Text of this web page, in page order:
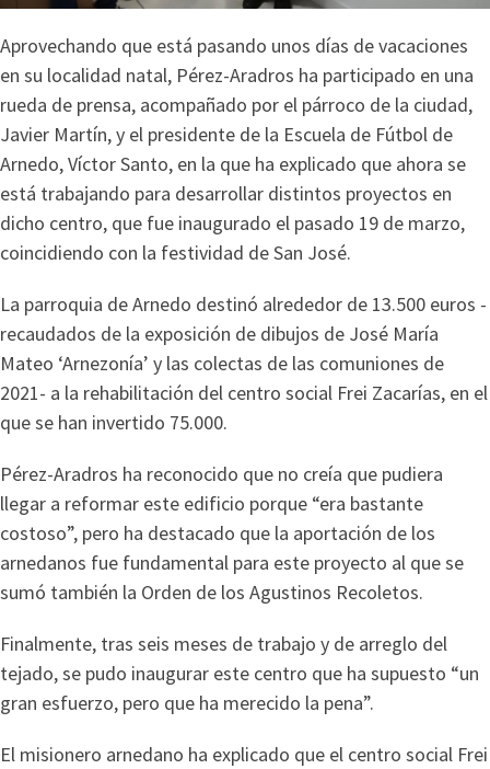
Aprovechando que está pasando unos días de vacaciones
en su localidad natal, Pérez-Aradros ha participado en una
rueda de prensa, acompañado por el párroco de la ciudad,
Javier Martín, y el presidente de la Escuela de Fútbol de
Arnedo, Víctor Santo, en la que ha explicado que ahora se
está trabajando para desarrollar distintos proyectos en
dicho centro, que fue inaugurado el pasado 19 de marzo,
coincidiendo con la festividad de San José.
La parroquia de Arnedo destinó alrededor de 13.500 euros -
recaudados de la exposición de dibujos de José María
Mateo ‘Arnezonía’ y las colectas de las comuniones de
2021- a la rehabilitación del centro social Frei Zacarías, en el
que se han invertido 75.000.
Pérez-Aradros ha reconocido que no creía que pudiera
llegar a reformar este edificio porque “era bastante
costoso”, pero ha destacado que la aportación de los
arnedanos fue fundamental para este proyecto al que se
sumó también la Orden de los Agustinos Recoletos.
Finalmente, tras seis meses de trabajo y de arreglo del
tejado, se pudo inaugurar este centro que ha supuesto “un
gran esfuerzo, pero que ha merecido la pena”.
El misionero arnedano ha explicado que el centro social Frei